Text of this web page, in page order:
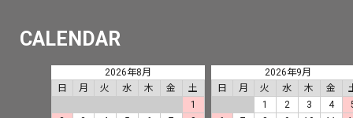
CALENDAR
2026年8月
日
月 火 水 木 金
土
1
2026年9月
日
月 火 水 木 金
1
2 3 4